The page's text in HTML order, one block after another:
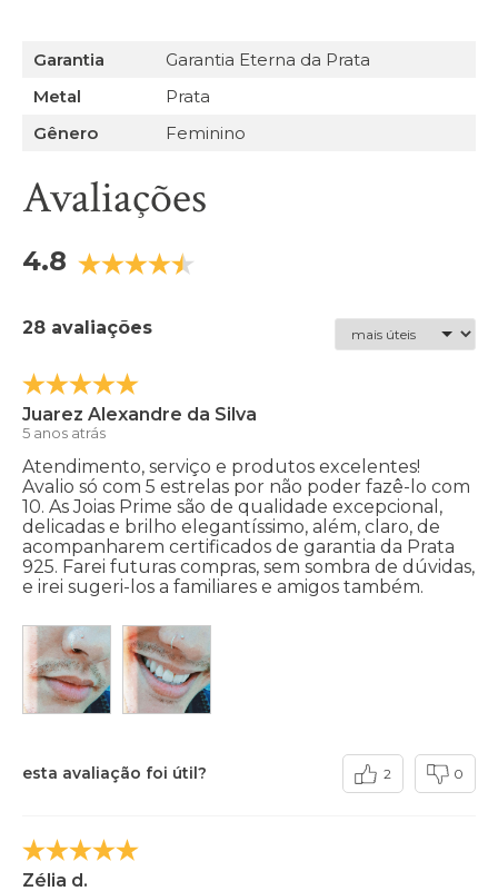
Garantia
Garantia Eterna da Prata
Metal
Prata
Gênero
Feminino
Avaliações
4.8
28 avaliações
Juarez Alexandre da Silva
5 anos atrás
Atendimento, serviço e produtos excelentes!
Avalio só com 5 estrelas por não poder fazê-lo com
10. As Joias Prime são de qualidade excepcional,
delicadas e brilho elegantíssimo, além, claro, de
acompanharem certificados de garantia da Prata
925. Farei futuras compras, sem sombra de dúvidas,
e irei sugeri-los a familiares e amigos também.
esta avaliação foi útil? 2 0
Zélia d.